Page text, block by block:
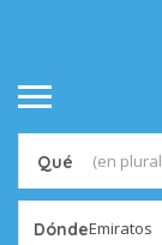
Qué
DóndeEmiratos